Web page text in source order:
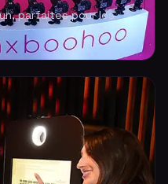
parfaites pour les